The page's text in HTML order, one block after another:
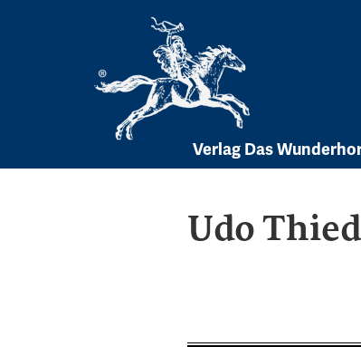
Verlag Das
Udo